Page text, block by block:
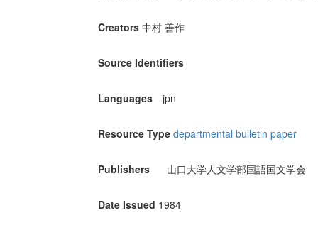
Creators 中村 善作
Source Identifiers
Languages jpn
Resource Type departmental bulletin paper
Publishers 山口大学人文学部国語国文学会
Date Issued 1984